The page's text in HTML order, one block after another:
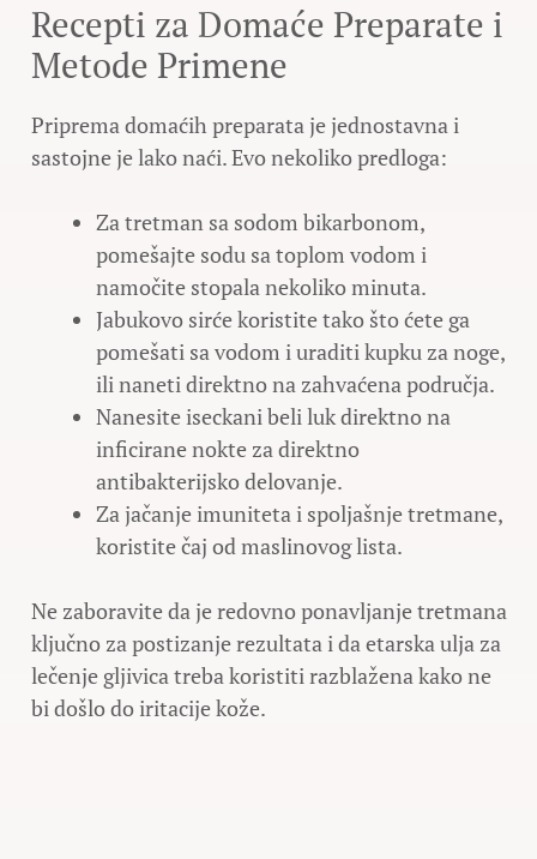
Recepti za Domaće Preparate i
Metode Primene
Priprema domaćih preparata je jednostavna i
sastojne je lako naći. Evo nekoliko predloga:
Za tretman sa sodom bikarbonom,
pomešajte sodu sa toplom vodom i
namočite stopala nekoliko minuta.
Jabukovo sirće koristite tako što ćete ga
pomešati sa vodom i uraditi kupku za noge,
ili naneti direktno na zahvaćena područja.
Nanesite iseckani beli luk direktno na
inficirane nokte za direktno
antibakterijsko delovanje.
Za jačanje imuniteta i spoljašnje tretmane,
koristite čaj od maslinovog lista.
Ne zaboravite da je redovno ponavljanje tretmana
ključno za postizanje rezultata i da etarska ulja za
lečenje gljivica treba koristiti razblažena kako ne
bi došlo do iritacije kože.